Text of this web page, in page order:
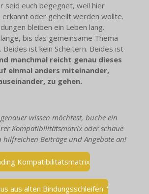
seid euch begegnet, weil hier
oder geheilt werden wollte.
bleiben ein Leben lang.
bis das gemeinsame Thema
ist kein Scheitern. Beides ist
manchmal reicht genau dieses
einmal anders miteinander,
zu gehen.
wissen möchtest, buche ein
Kompatibilitätsmatrix oder schaue
Beiträge und Angebote an!
Kompatibilitätsmatrix
aus alten Bindungsschleifen "